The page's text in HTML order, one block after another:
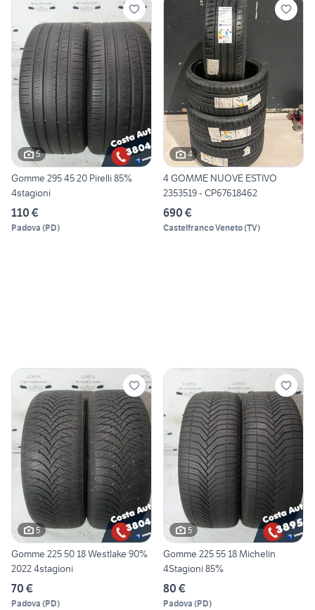
5
Gomme 295 45 20 Pirelli 85%
4stagioni
110 €
Padova (PD)
4
4 GOMME NUOVE ESTIVO
2353519 - CP67618462
690 €
Castelfranco Veneto(TV)
5
Gomme 225 50 18 Westlake 90%
2022 4stagioni
70 €
Padova (PD)
5
Gomme 225 55 18 Michelin
4Stagioni 85%
80 €
Padova (PD)